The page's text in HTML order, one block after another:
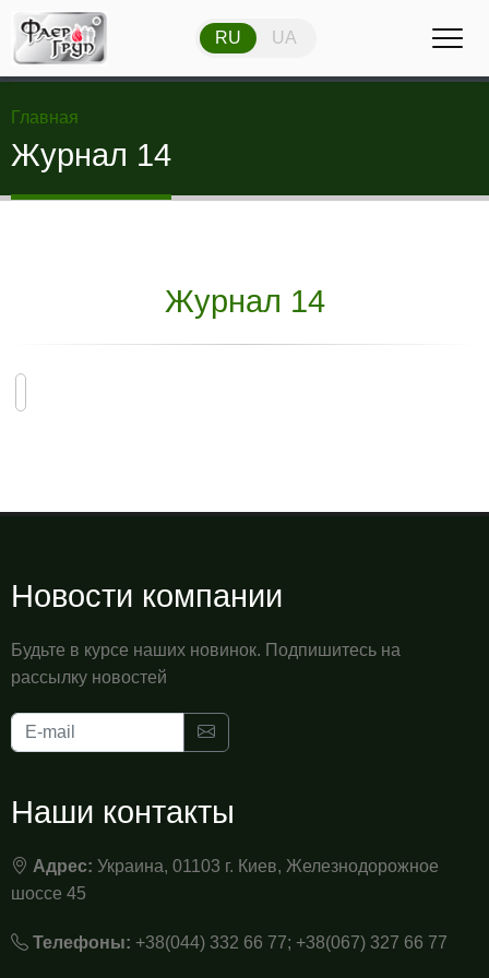
RU UA RU UA
Главная
Журнал 14
Журнал 14
Новости компании
Будьте в курсе наших новинок. Подпишитесь на
рассылку новостей
Наши контакты
Адрес: Украина, 01103 г. Киев, Железнодорожное
шоссе 45
Телефоны: +38(044) 332 66 77; +38(067) 327 66 77